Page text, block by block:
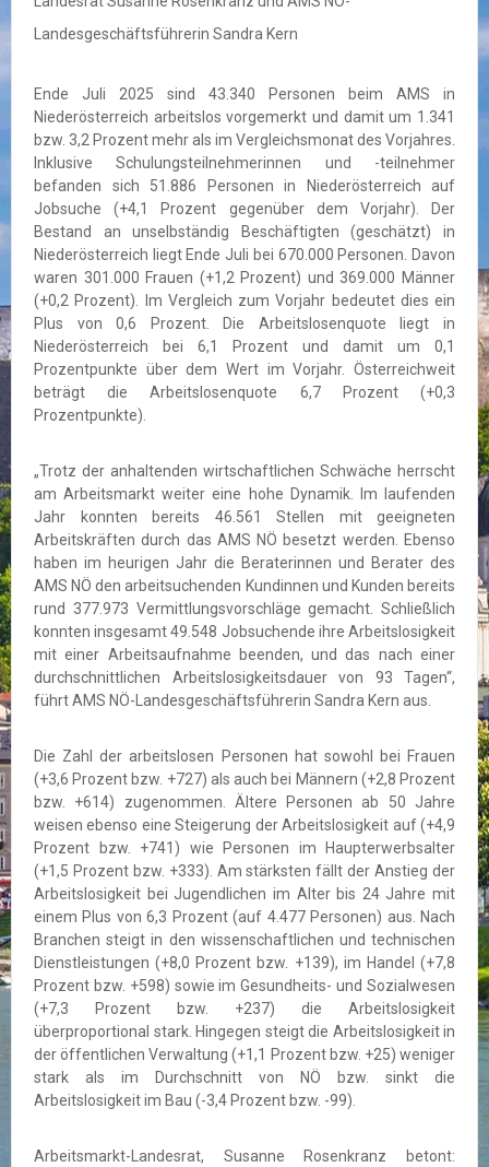
Landesgeschäftsführerin Sandra Kern
Ende Juli 2025 sind 43.340 Personen beim AMS in
Niederösterreich arbeitslos vorgemerkt und damit um 1.341
bzw. 3,2 Prozent mehr als im Vergleichsmonat des Vorjahres.
Inklusive Schulungsteilnehmerinnen und -teilnehmer
befanden sich 51.886 Personen in Niederösterreich auf
Jobsuche (+4,1 Prozent gegenüber dem Vorjahr). Der
Bestand an unselbständig Beschäftigten (geschätzt) in
Niederösterreich liegt Ende Juli bei 670.000 Personen. Davon
waren 301.000 Frauen (+1,2 Prozent) und 369.000 Männer
(+0,2 Prozent). Im Vergleich zum Vorjahr bedeutet dies ein
Plus von 0,6 Prozent. Die Arbeitslosenquote liegt in
Niederösterreich bei 6,1 Prozent und damit um 0,1
Prozentpunkte über dem Wert im Vorjahr. Österreichweit
beträgt die Arbeitslosenquote 6,7 Prozent (+0,3
Prozentpunkte).
„Trotz der anhaltenden wirtschaftlichen Schwäche herrscht
am Arbeitsmarkt weiter eine hohe Dynamik. Im laufenden
Jahr konnten bereits 46.561 Stellen mit geeigneten
Arbeitskräften durch das AMS NÖ besetzt werden. Ebenso
haben im heurigen Jahr die Beraterinnen und Berater des
AMS NÖ den arbeitsuchenden Kundinnen und Kunden bereits
rund 377.973 Vermittlungsvorschläge gemacht. Schließlich
konnten insgesamt 49.548 Jobsuchende ihre Arbeitslosigkeit
mit einer Arbeitsaufnahme beenden, und das nach einer
durchschnittlichen Arbeitslosigkeitsdauer von 93 Tagen“,
führt AMS NÖ-Landesgeschäftsführerin Sandra Kern aus.
Die Zahl der arbeitslosen Personen hat sowohl bei Frauen
(+3,6 Prozent bzw. +727) als auch bei Männern (+2,8 Prozent
bzw. +614) zugenommen. Ältere Personen ab 50 Jahre
weisen ebenso eine Steigerung der Arbeitslosigkeit auf (+4,9
Prozent bzw. +741) wie Personen im Haupterwerbsalter
(+1,5 Prozent bzw. +333). Am stärksten fällt der Anstieg der
Arbeitslosigkeit bei Jugendlichen im Alter bis 24 Jahre mit
einem Plus von 6,3 Prozent (auf 4.477 Personen) aus. Nach
Branchen steigt in den wissenschaftlichen und technischen
Dienstleistungen (+8,0 Prozent bzw. +139), im Handel (+7,8
Prozent bzw. +598) sowie im Gesundheits- und Sozialwesen
(+7,3 Prozent bzw. +237) die Arbeitslosigkeit
überproportional stark. Hingegen steigt die Arbeitslosigkeit in
der öffentlichen Verwaltung (+1,1 Prozent bzw. +25) weniger
stark als im Durchschnitt von NÖ bzw. sinkt die
Arbeitslosigkeit im Bau (-3,4 Prozent bzw. -99).
Arbeitsmarkt-Landesrat, Susanne Rosenkranz betont: